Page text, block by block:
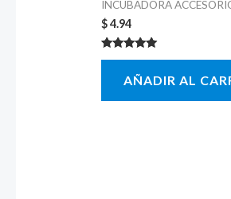
INCUBADORA
$4.94
Valorado con
AÑADIR AL